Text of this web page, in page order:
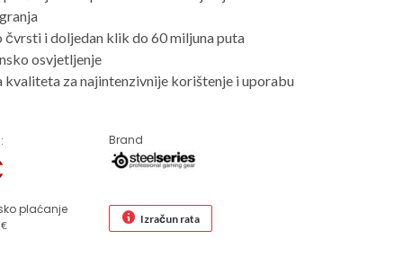
čvrsti i doljedan klik do 60 miljuna puta
osvjetljenje
kvaliteta za najintenzivnije korištenje i uporabu
plaćanje
Brand
Izračun rata